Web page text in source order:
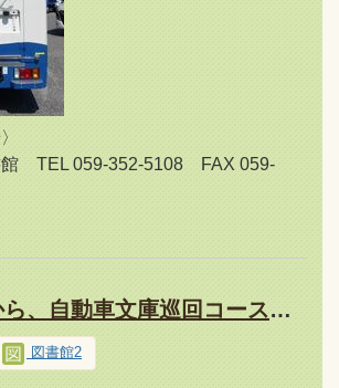
館 TEL 059-352-5108 FAX 059-
2026年4月から、自動車文庫巡回コースが新しくなりました
図書館2